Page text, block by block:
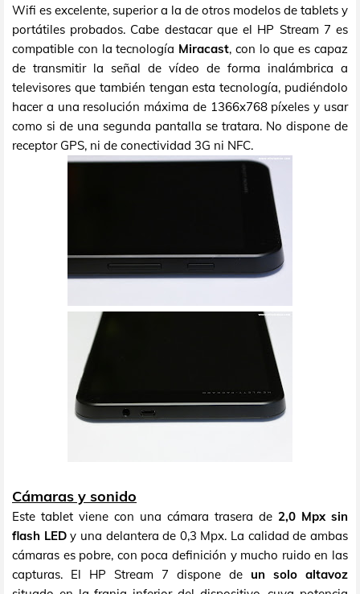
Wifi es excelente, superior a la de otros modelos de tablets y
portátiles probados. Cabe destacar que el HP Stream 7 es
compatible con la tecnología Miracast, con lo que es capaz
de transmitir la señal de vídeo de forma inalámbrica a
televisores que también tengan esta tecnología, pudiéndolo
hacer a una resolución máxima de 1366x768 píxeles y usar
como si de una segunda pantalla se tratara. No dispone de
receptor GPS, ni de conectividad 3G ni NFC.
Cámaras y sonido
Este tablet viene con una cámara trasera de 2,0 Mpx sin
flash LEDy una delantera de 0,3 Mpx. La calidad de ambas
cámaras es pobre, con poca definición y mucho ruido en las
capturas. El HP Stream 7 dispone de un solo altavoz